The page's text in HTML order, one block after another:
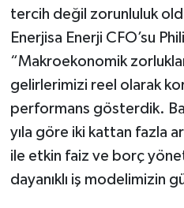
tercih değil zorunluluk
Enerjisa Enerji CFO’su
“Makroekonomik
gelirlerimizi reel olarak
performans gösterdik.
yıla göre iki kattan fazla
ile etkin faiz ve borç
dayanıklı iş modelimizin